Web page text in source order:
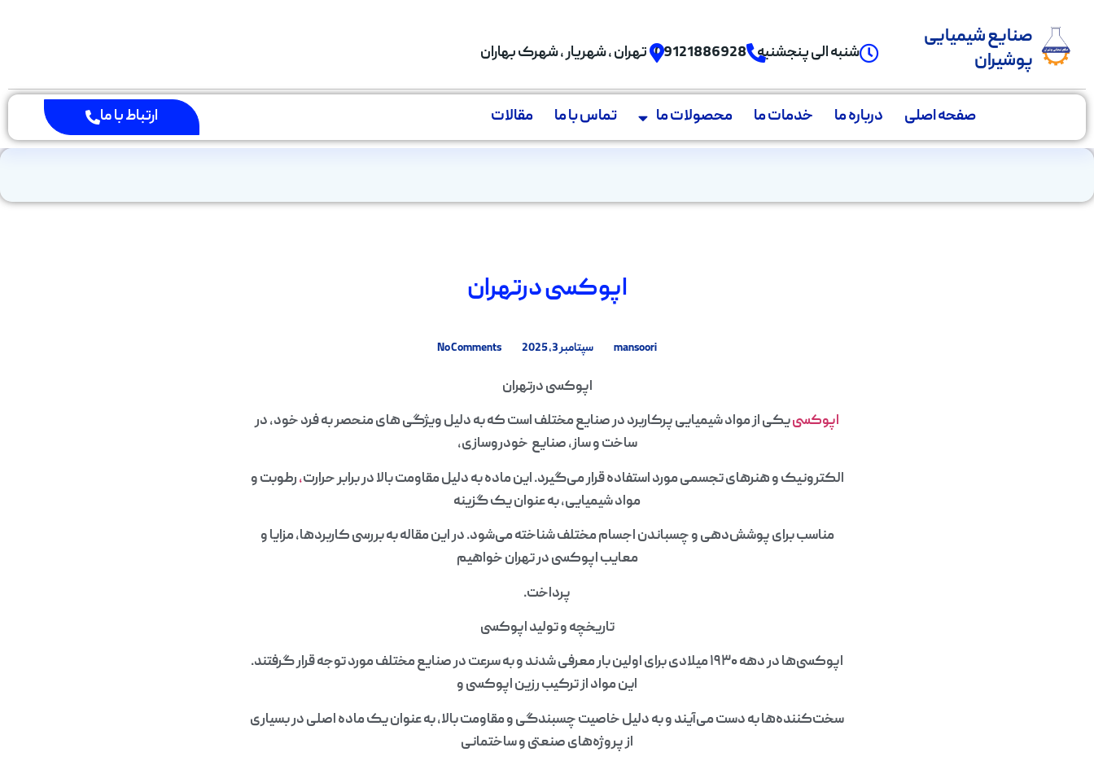
صنایع شیمیایی
پوشیران
شنبه الی پنجشنبه 09121886928 تهران , شهریار , شهرک بهاران
صفحه اصلی درباره ما خدمات ما محصولات ما تماس با ما مقالات ارتباط با ما
اپوکسی درتهران
mansoori سپتامبر 3, 2025 No Comments
اپوکسی درتهران
اپوکسییکی از مواد شیمیایی پرکاربرد در صنایع مختلف است که به دلیل ویژگی‌ های منحصر به فرد خود، در
ساخت و ساز، صنایع خودروسازی،
الکترونیک و هنرهای تجسمی مورد استفاده قرار می‌گیرد. این ماده به دلیل مقاومت بالا در برابر حرارت،رطوبت و
مواد شیمیایی، به عنوان یک گزینه
مناسب برای پوشش‌دهی و چسباندن اجسام مختلف شناخته می‌شود. در این مقاله به بررسی کاربردها، مزایا و
معایب اپوکسی در تهران خواهیم
پرداخت.
تاریخچه و تولید اپوکسی
اپوکسی‌ها در دهه ۱۹۳۰ میلادی برای اولین بار معرفی شدند و به سرعت در صنایع مختلف مورد توجه قرار گرفتند.
این مواد از ترکیب رزین اپوکسی و
سخت‌کننده‌ها به دست می‌آیند و به دلیل خاصیت چسبندگی و مقاومت بالا، به عنوان یک ماده اصلی در بسیاری
از پروژه‌های صنعتی و ساختمانی